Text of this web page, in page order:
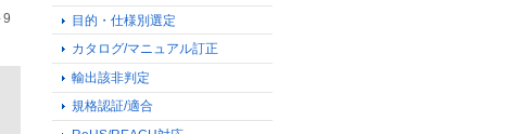
9
目的・仕様別選定
カタログ/マニュアル訂正
輸出該非判定
規格認証/適合